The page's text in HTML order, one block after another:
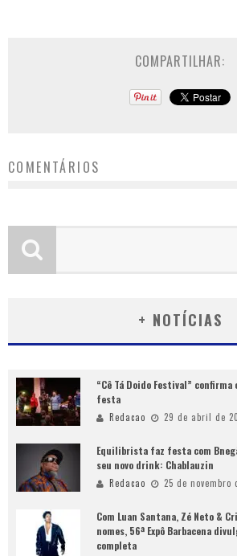
COMPARTILHAR:
COMENTÁRIOS
+ NOTÍCIAS
“Cê Tá Doido Festival”
festa
Redacao 29 de abril de
Equilibrista faz festa com
seu novo drink: Chablauzin
Redacao 25 de novembro
Com Luan Santana, Zé Neto &
nomes, 56ª Expô Barbacena
completa